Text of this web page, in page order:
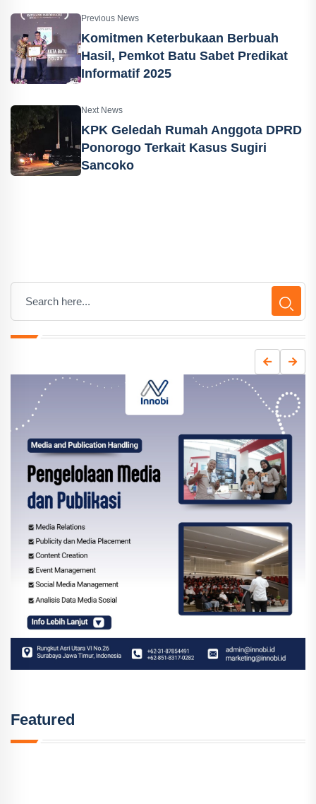
Previous News
Komitmen Keterbukaan Berbuah
Hasil, Pemkot Batu Sabet Predikat
Informatif 2025
Next News
KPK Geledah Rumah Anggota DPRD
Ponorogo Terkait Kasus Sugiri
Sancoko
Featured